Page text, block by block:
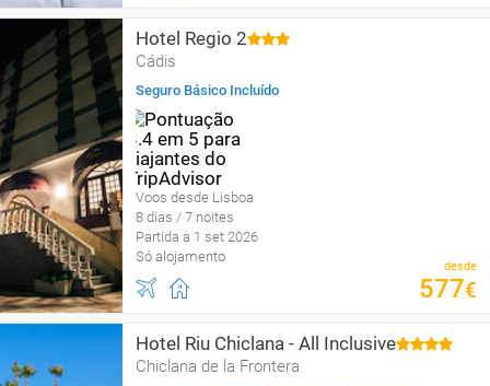
Hotel Regio 2
Cádis
Seguro Básico Incluído
Voos desde Lisboa
8 dias / 7 noites
Partida a 1 set 2026
Só alojamento
desde
577€
Hotel Riu Chiclana - All Inclusive
Chiclana de la Frontera